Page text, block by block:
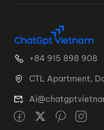
+84 915 898 908
CTL Apartment,